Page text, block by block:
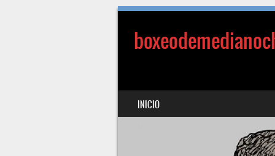
MENÚ
SALTAR AL CONTENIDO
INICIO